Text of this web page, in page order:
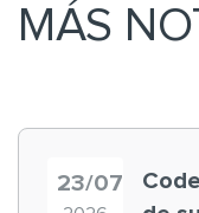
MÁS
23/07